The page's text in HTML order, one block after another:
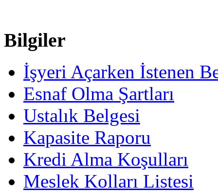
Bilgiler
İşyeri Açarken İstenen
Esnaf Olma Şartları
Ustalık Belgesi
Kapasite Raporu
Kredi Alma Koşulları
Meslek Kolları Listesi